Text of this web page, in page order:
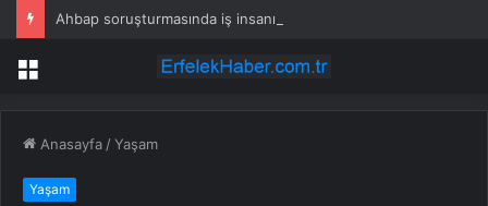
Menü
Anasayfa /Yaşam
Yaşam